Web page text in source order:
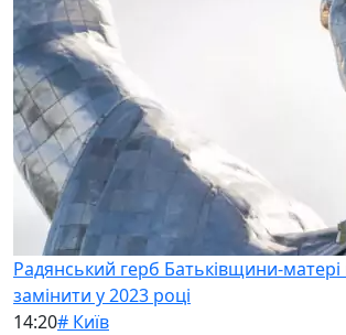
Радянський герб Батьківщини-
замінити у 2023 році
14:20# Київ